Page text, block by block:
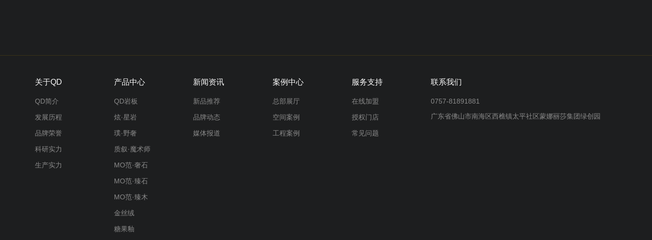
关于QD
QD简介
发展历程
品牌荣誉
科研实力
生产实力
产品中心
QD岩板
炫·星岩
璞·野奢
质叙·魔术师
MO范·奢石
MO范·臻石
MO范·臻木
金丝绒
糖果釉
新闻资讯
新品推荐
品牌动态
媒体报道
案例中心
总部展厅
空间案例
工程案例
服务支持
在线加盟
授权门店
常见问题
联系我们
0757-81891881
广东省佛山市南海区西樵镇太平社区蒙娜丽莎集团绿创园